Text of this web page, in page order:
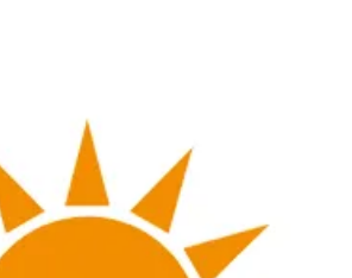
い替え時の住み替えローン活用術
ン住み替えのメリットと注意点
行パターンの資金繰りガイド
ーンデメリットのリスク対策